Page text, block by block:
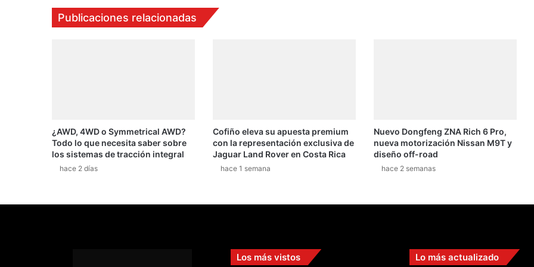
Publicaciones relacionadas
¿AWD, 4WD o Symmetrical AWD?
Todo lo que necesita saber sobre
los sistemas de tracción integral
hace 2 días
Cofiño eleva su apuesta premium
con la representación exclusiva de
Jaguar Land Rover en Costa Rica
hace 1 semana
Nuevo Dongfeng ZNA Rich 6 Pro,
nueva motorización Nissan M9T y
diseño off-road
hace 2 semanas
Los más vistos Lo más actualizado